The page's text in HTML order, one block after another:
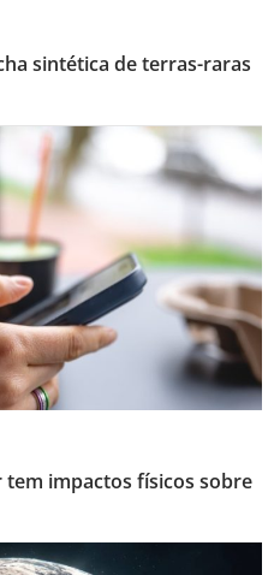
sintética de terras-raras
impactos físicos sobre